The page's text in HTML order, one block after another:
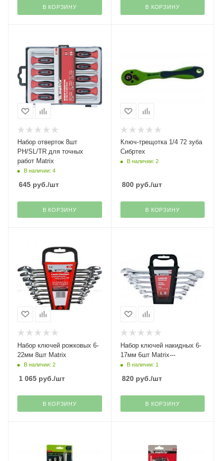
В КОРЗИНУ В КОРЗИНУ
Набор отверток 8шт
PH/SL/TR для точных
работ Matrix
В наличии: 4
645 руб./шт
В КОРЗИНУ
Ключ-трещотка 1/4 72 зуба
Сибртех
В наличии: 2
800руб./шт
В КОРЗИНУ
Набор ключей рожковых 6-
22мм 8шт Matrix
В наличии: 2
1 065 руб./шт
В КОРЗИНУ
Набор ключей накидных 6-
17мм 6шт Matrix---
В наличии: 1
820руб./шт
В КОРЗИНУ